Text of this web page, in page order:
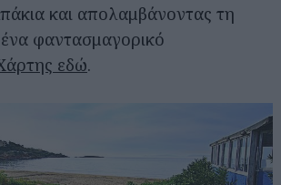
και απολαμβάνοντας τη
φαντασμαγορικό
εδώ.